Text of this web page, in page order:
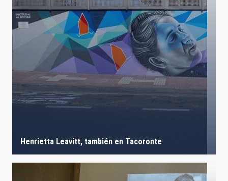
Henrietta Leavitt, también en Tacoronte